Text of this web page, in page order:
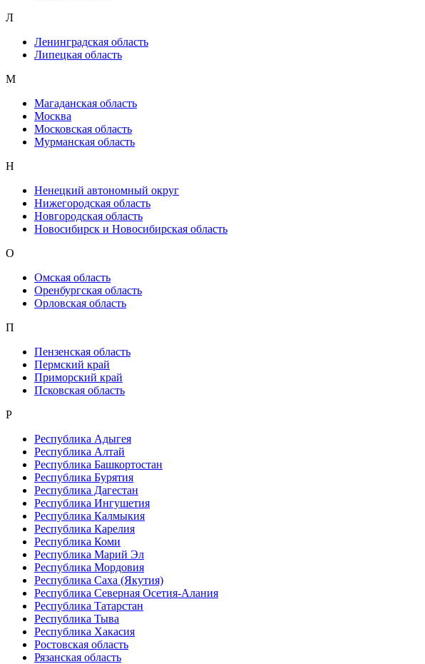
Л
Ленинградская область
Липецкая область
М
Магаданская область
Москва
Московская область
Мурманская область
Н
Ненецкий автономный округ
Нижегородская область
Новгородская область
Новосибирск и Новосибирская область
О
Омская область
Оренбургская область
Орловская область
П
Пензенская область
Пермский край
Приморский край
Псковская область
Р
Республика Адыгея
Республика Алтай
Республика Башкортостан
Республика Бурятия
Республика Дагестан
Республика Ингушетия
Республика Калмыкия
Республика Карелия
Республика Коми
Республика Марий Эл
Республика Мордовия
Республика Саха (Якутия)
Республика Северная Осетия-Алания
Республика Татарстан
Республика Тыва
Республика Хакасия
Ростовская область
Рязанская область